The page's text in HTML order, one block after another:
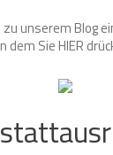
unserem Blog
dem SieHIER